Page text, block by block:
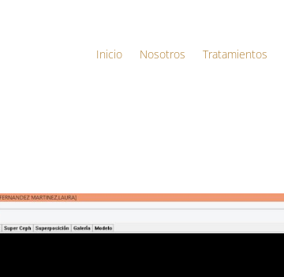
Inicio Nosotros Tratamientos